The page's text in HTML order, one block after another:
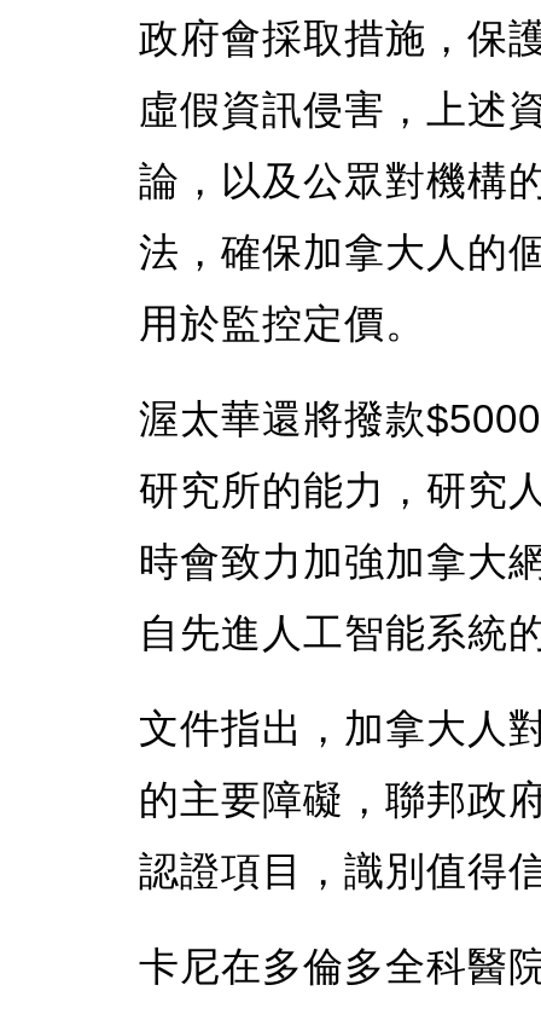
政府會採取措施，保​​
虛假資訊侵害，上述
論，以及公眾對機構
法，確保加拿大人的
用於監控定價。
渥太華還將撥款
研究所的能力，研究
時會致力加強加拿大
自先進人工智能系統
文件指出，加拿大人
的主要障礙，聯邦政
認證項目，識別值得
卡尼在多倫多全科醫